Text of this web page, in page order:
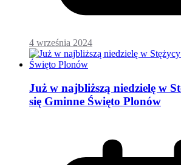
4 września 2024
Już w najbliższą niedzielę w
się Gminne Święto Plonów